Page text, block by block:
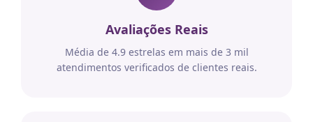
Avaliações Reais
Média de 4.9 estrelas em mais de 3 mil
atendimentos verificados de clientes reais.